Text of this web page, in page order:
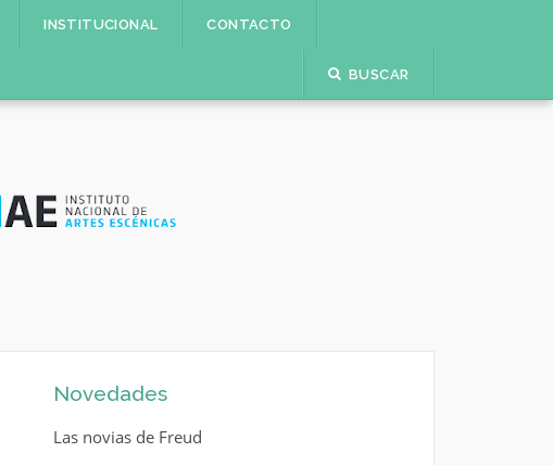
INSTITUCIONAL CONTACTO
BUSCAR
Novedades
Las novias de Freud